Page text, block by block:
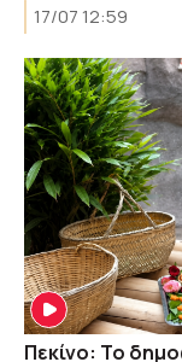
17/07 12:59
Πεκίνο: Το